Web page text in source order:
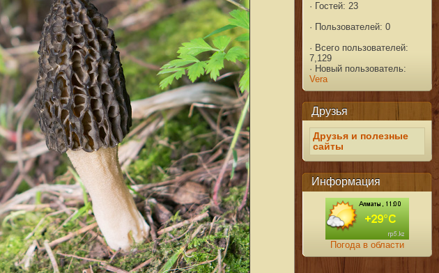
· Гостей: 23
· Пользователей: 0
· Всего пользователей:
7,129
· Новый пользователь:
Vera
Друзья
Друзья и полезные
сайты
Информация
Погода в области